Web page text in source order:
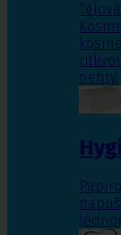
nehty,